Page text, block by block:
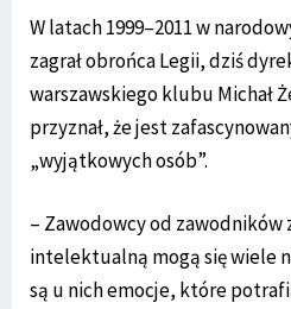
W latach 1999–2011 w
zagrał obrońca Legii, dziś
warszawskiego klubu Michał
przyznał, że jest
„wyjątkowych osób”.
– Zawodowcy od zawodników
intelektualną mogą się wiele
są u nich emocje, które